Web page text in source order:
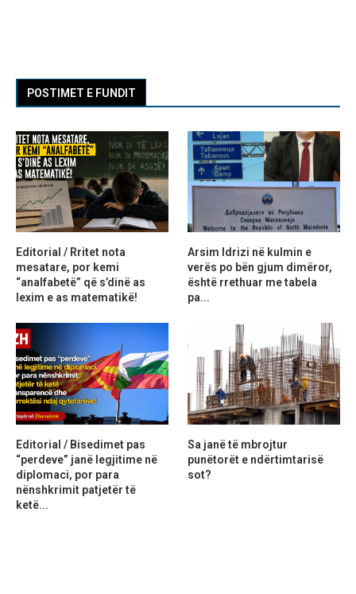
POSTIMET E FUNDIT
Editorial / Rritet nota
mesatare, por kemi
“analfabetë” që s’dinë as
lexim e as matematikë!
Arsim Idrizi në kulmin e
verës po bën gjum dimëror,
është rrethuar me tabela
pa...
Editorial / Bisedimet pas
“perdeve” janë legjitime në
diplomaci, por para
nënshkrimit patjetër të
ketë...
Sa janë të mbrojtur
punëtorët e ndërtimtarisë
sot?